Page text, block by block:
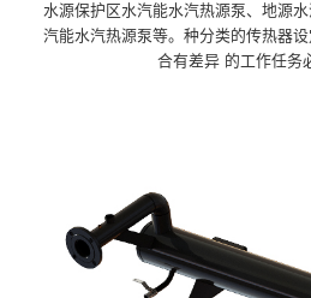
水源保护区水汽能水汽热源泵、地源
汽能水汽热源泵等。种分类的传热器
合有差异 的工作任务